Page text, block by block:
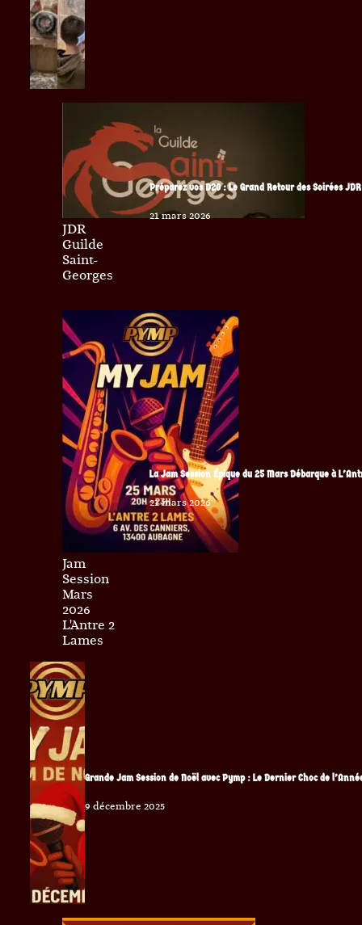
Préparez vos D20 : Le Grand Retour des Soirées
21 mars 2026
JDR
Guilde
Saint-
Georges
La Jam Session Épique du 25 Mars Débarque à
21 mars 2026
Jam
Session
Mars
2026
L'Antre 2
Lames
Grande Jam Session de Noël avec Pymp : Le Dernier Choc de
9 décembre 2025